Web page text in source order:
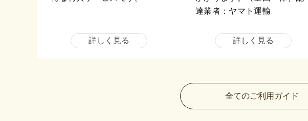
詳しく見る
達業者：ヤマト運輸
詳しく見る
全てのご利用ガイド